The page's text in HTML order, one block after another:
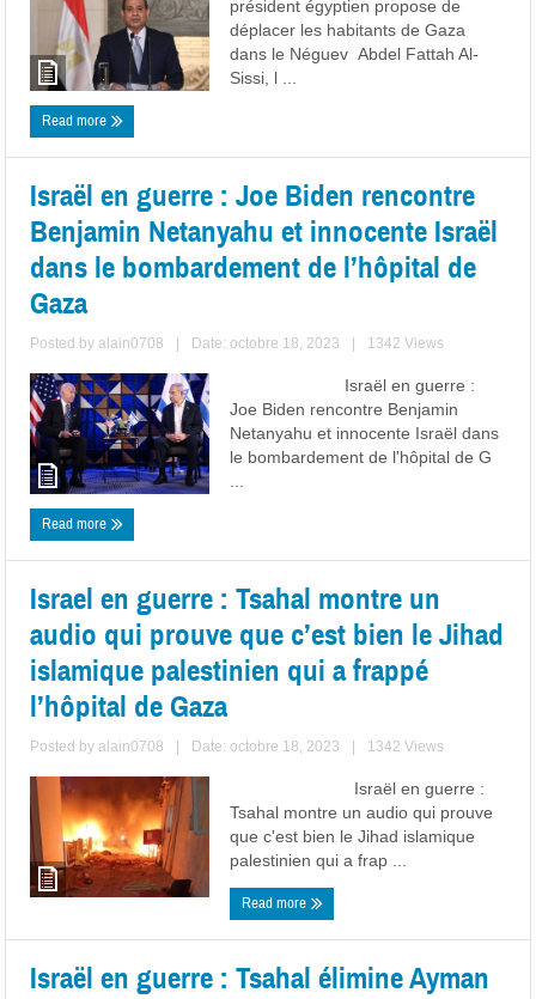
président égyptien propose de
déplacer les habitants de Gaza
dans le Néguev Abdel Fattah Al-
Sissi, l ...
Read more
Israël en guerre : Joe Biden rencontre
Benjamin Netanyahu et innocente Israël
dans le bombardement de l’hôpital de
Gaza
Posted byalain0708 Date: octobre 18, 2023 1342 Views
Israël en guerre :
Joe Biden rencontre Benjamin
Netanyahu et innocente Israël dans
le bombardement de l'hôpital de G
Read more
Israel en guerre : Tsahal montre un
audio qui prouve que c’est bien le Jihad
islamique palestinien qui a frappé
l’hôpital de Gaza
Posted byalain0708 Date: octobre 18, 2023 1342 Views
Israël en guerre :
Tsahal montre un audio qui prouve
que c'est bien le Jihad islamique
palestinien qui a frap ...
Read more
Israël en guerre : Tsahal élimine Ayman